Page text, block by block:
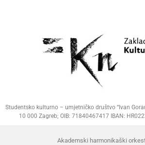
Studentsko kulturno – umjetničko društvo “Ivan
10 000 Zagreb; OIB: 71840467417 IBAN:
Akademski harmonikaški